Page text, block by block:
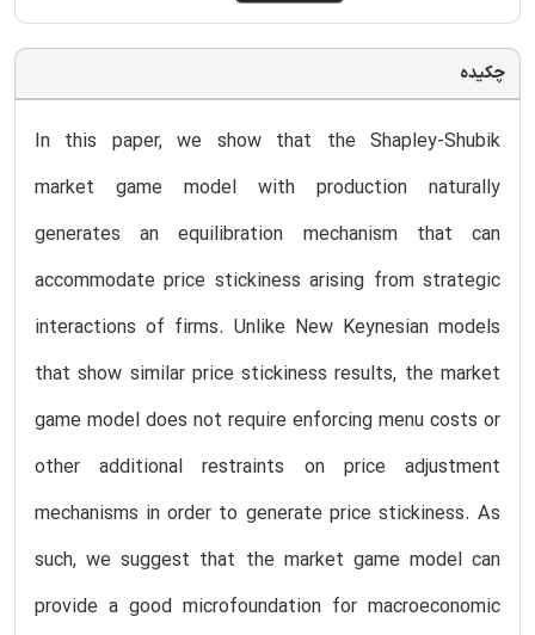
چکیده
In this paper, we show that the Shapley-Shubik
market game model with production naturally
generates an equilibration mechanism that can
accommodate price stickiness arising from strategic
interactions of firms. Unlike New Keynesian models
that show similar price stickiness results, the market
game model does not require enforcing menu costs or
other additional restraints on price adjustment
mechanisms in order to generate price stickiness. As
such, we suggest that the market game model can
provide a good microfoundation for macroeconomic